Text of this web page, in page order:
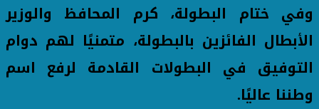
وفي ختام البطولة، كرم المحافظ والوزير
الأبطال الفائزين بالبطولة، متمنيًا لهم دوام
التوفيق في البطولات القادمة لرفع اسم
وطننا عاليًا.